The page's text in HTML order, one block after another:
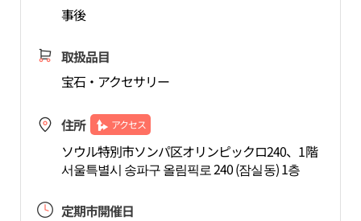
事後
取扱品目
宝石・アクセサリー
住所 アクセス
ソウル特別市ソンパ区オリンピックロ240、1階
서울특별시 송파구 올림픽로 240 (잠실동) 1층
定期市開催日